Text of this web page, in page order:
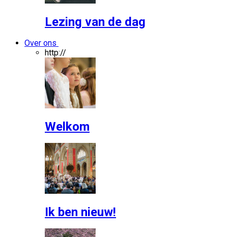
Lezing van de dag
Over ons
http://
Welkom
Ik ben nieuw!